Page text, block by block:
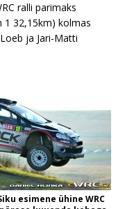
ralli parimaks
1 32,15km) kolmas
ja Jari-Matti
esimene ühine WRC